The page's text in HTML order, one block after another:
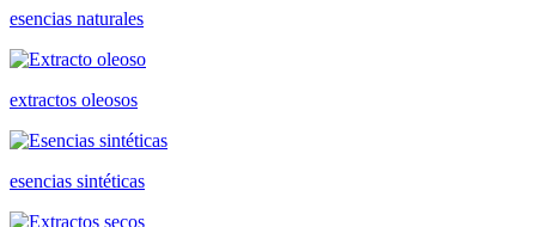
esencias naturales
extractos oleosos
esencias sintéticas